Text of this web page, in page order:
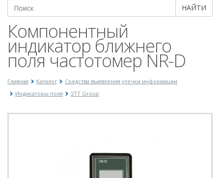
НАЙТИ
Компонентный
индикатор ближнего
поля частотомер NR-D
Главная Каталог
Средства выявления утечки информации
Индикаторы поля
STT Group